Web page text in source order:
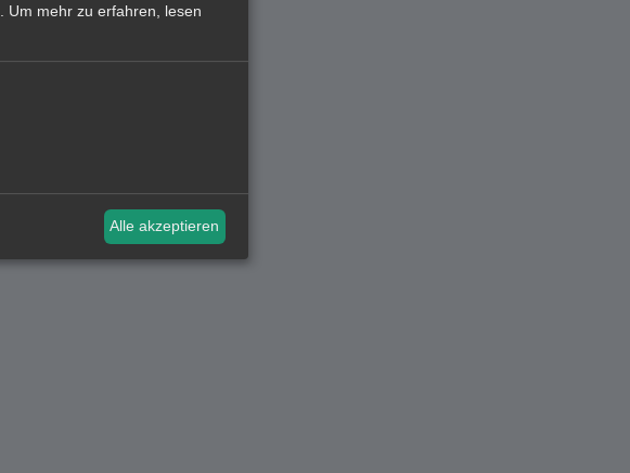
Um mehr zu erfahren, lesen
Alle akzeptieren